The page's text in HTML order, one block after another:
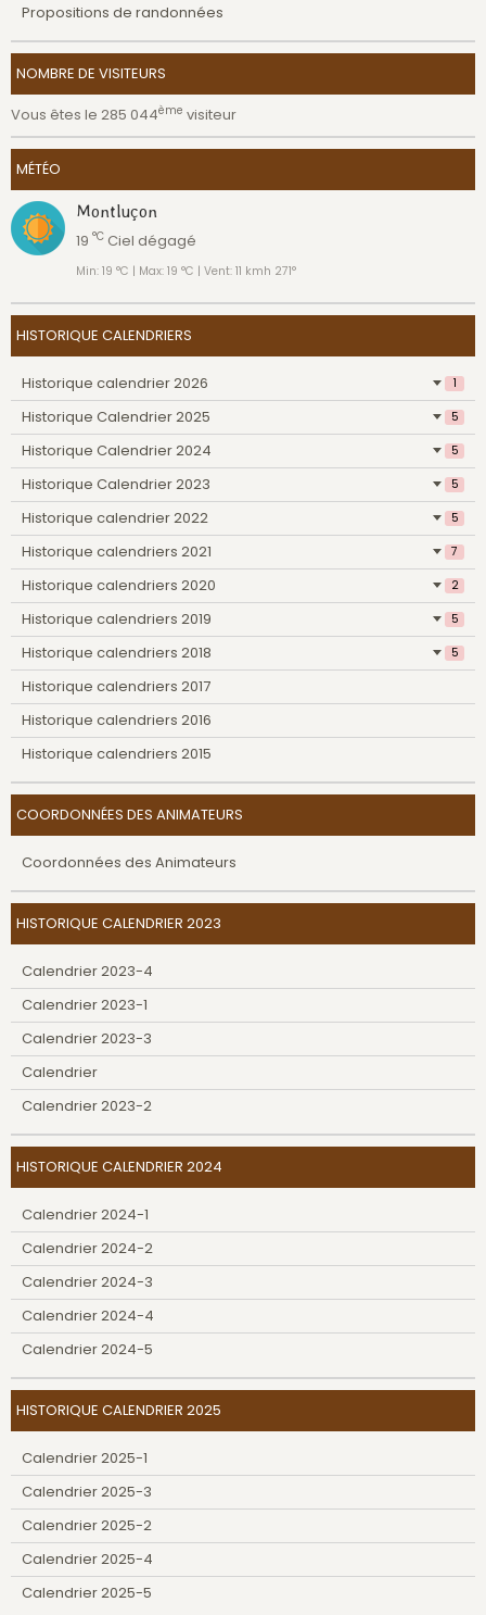
Propositions de randonnées
NOMBRE DE VISITEURS
Vous êtes le 285 044ème visiteur
MÉTÉO
Montluçon
19 °C Ciel dégagé
Min: 19 °C | Max: 19 °C | Vent: 11 kmh 271°
HISTORIQUE CALENDRIERS
Historique calendrier 2026 1
Historique Calendrier 2025 5
Historique Calendrier 2024 5
Historique Calendrier 2023 5
Historique calendrier 2022 5
Historique calendriers 2021 7
Historique calendriers 2020 2
Historique calendriers 2019 5
Historique calendriers 2018 5
Historique calendriers 2017
Historique calendriers 2016
Historique calendriers 2015
COORDONNÉES DES ANIMATEURS
Coordonnées des Animateurs
HISTORIQUE CALENDRIER 2023
Calendrier 2023-4
Calendrier 2023-1
Calendrier 2023-3
Calendrier
Calendrier 2023-2
HISTORIQUE CALENDRIER 2024
Calendrier 2024-1
Calendrier 2024-2
Calendrier 2024-3
Calendrier 2024-4
Calendrier 2024-5
HISTORIQUE CALENDRIER 2025
Calendrier 2025-1
Calendrier 2025-3
Calendrier 2025-2
Calendrier 2025-4
Calendrier 2025-5